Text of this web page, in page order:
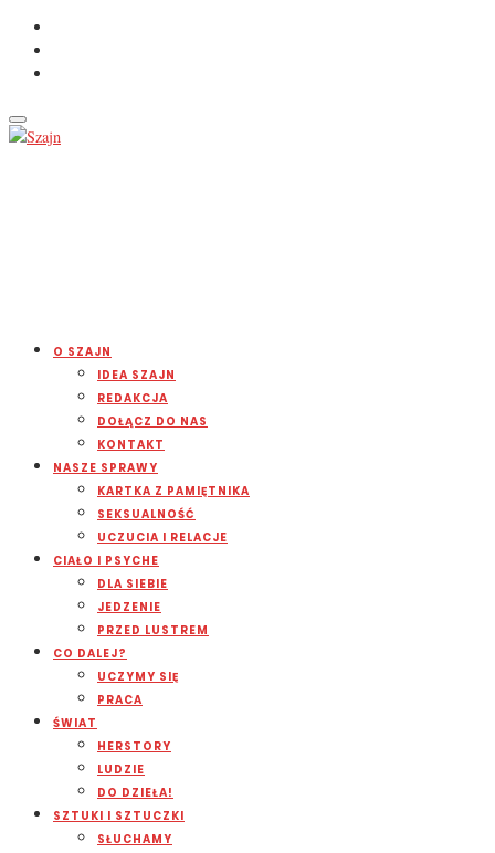
O SZAJN
IDEA SZAJN
REDAKCJA
DOŁĄCZ DO NAS
KONTAKT
NASZE SPRAWY
KARTKA Z PAMIĘTNIKA
SEKSUALNOŚĆ
UCZUCIA I RELACJE
CIAŁO I PSYCHE
DLA SIEBIE
JEDZENIE
PRZED LUSTREM
CO DALEJ?
UCZYMY SIĘ
PRACA
ŚWIAT
HERSTORY
LUDZIE
DO DZIEŁA!
SZTUKI I SZTUCZKI
SŁUCHAMY